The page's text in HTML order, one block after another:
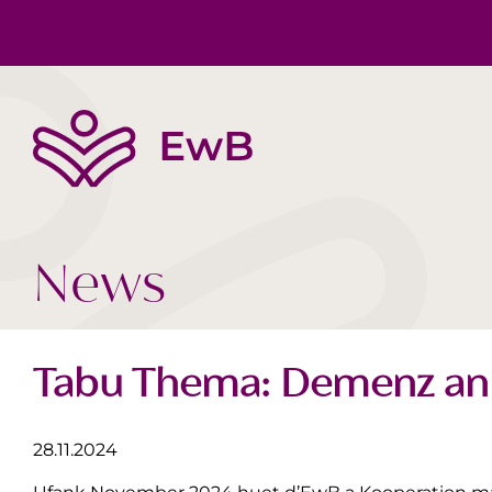
News
Tabu Thema: Demenz
28.11.2024